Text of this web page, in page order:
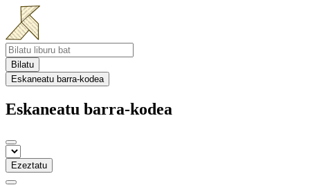
Bilatu
Eskaneatu barra-kodea
Eskaneatu barra-kodea
Ezeztatu